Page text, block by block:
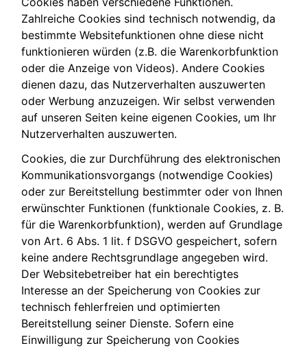
Zahlreiche Cookies sind technisch notwendig, da
bestimmte Websitefunktionen ohne diese nicht
funktionieren würden (z.B. die Warenkorbfunktion
oder die Anzeige von Videos). Andere Cookies
dienen dazu, das Nutzerverhalten auszuwerten
oder Werbung anzuzeigen. Wir selbst verwenden
auf unseren Seiten keine eigenen Cookies, um Ihr
Nutzerverhalten auszuwerten.
Cookies, die zur Durchführung des elektronischen
Kommunikationsvorgangs (notwendige Cookies)
oder zur Bereitstellung bestimmter oder von Ihnen
erwünschter Funktionen (funktionale Cookies, z. B.
für die Warenkorbfunktion), werden auf Grundlage
von Art. 6 Abs. 1 lit. f DSGVO gespeichert, sofern
keine andere Rechtsgrundlage angegeben wird.
Der Websitebetreiber hat ein berechtigtes
Interesse an der Speicherung von Cookies zur
technisch fehlerfreien und optimierten
Bereitstellung seiner Dienste. Sofern eine
Einwilligung zur Speicherung von Cookies